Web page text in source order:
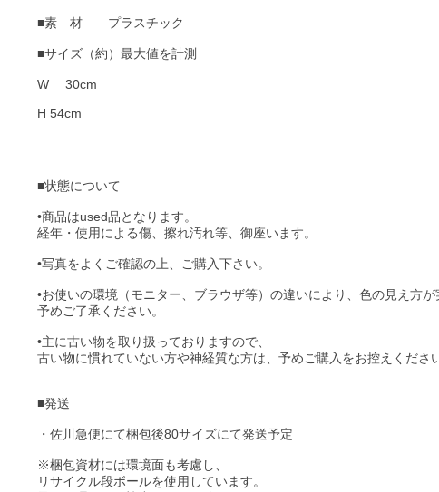
■素 材 プラスチック
■サイズ（約）最大値を計測
W 30cm
H 54cm
■状態について
•商品はused品となります。
経年・使用による傷、擦れ汚れ等、御座います。
•写真をよくご確認の上、ご購入下さい。
•お使いの環境（モニター、ブラウザ等）の違いにより、色の見え方が
予めご了承ください。
•主に古い物を取り扱っておりますので、
古い物に慣れていない方や神経質な方は、予めご購入をお控えください
■発送
・佐川急便にて梱包後80サイズにて発送予定
※梱包資材には環境面も考慮し、
リサイクル段ボールを使用しています。